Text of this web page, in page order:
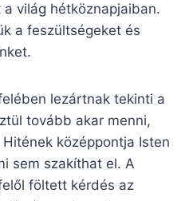
világ hétköznapjaiban.
a feszültségeket és
lezártnak tekinti a
tovább akar menni,
középpontja Isten
sem szakíthat el. A
föltett kérdés az